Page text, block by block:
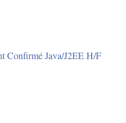
Confirmé Java/J2EE H/F